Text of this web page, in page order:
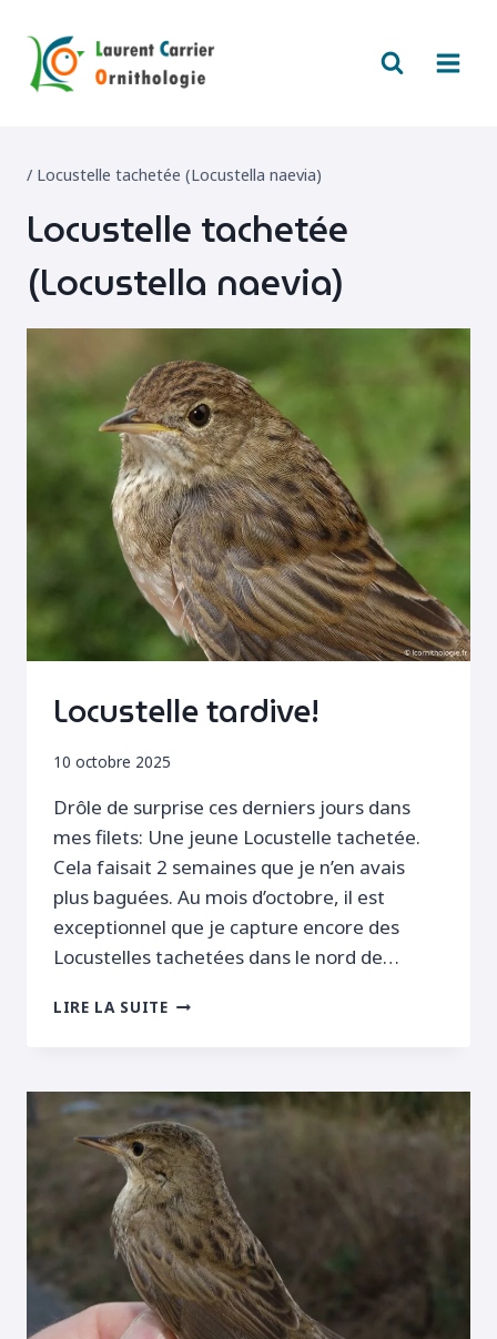
contenu
/ Locustelle tachetée (Locustella naevia)
Locustelle tachetée
(Locustella naevia)
Locustelle tardive!
10 octobre 2025
Drôle de surprise ces derniers jours dans
mes filets: Une jeune Locustelle tachetée.
Cela faisait 2 semaines que je n’en avais
plus baguées. Au mois d’octobre, il est
exceptionnel que je capture encore des
Locustelles tachetées dans le nord de…
LIRE LA SUITELOCUSTELLE